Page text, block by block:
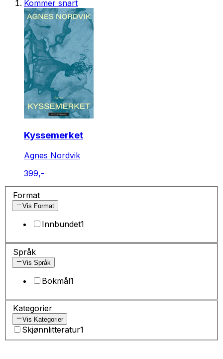
Kommer snart
Kyssemerket
Agnes Nordvik
399,-
Format
Vis Format
Innbundet1
Språk
Vis Språk
Bokmål1
Kategorier
Vis Kategorier
Skjønnlitteratur1